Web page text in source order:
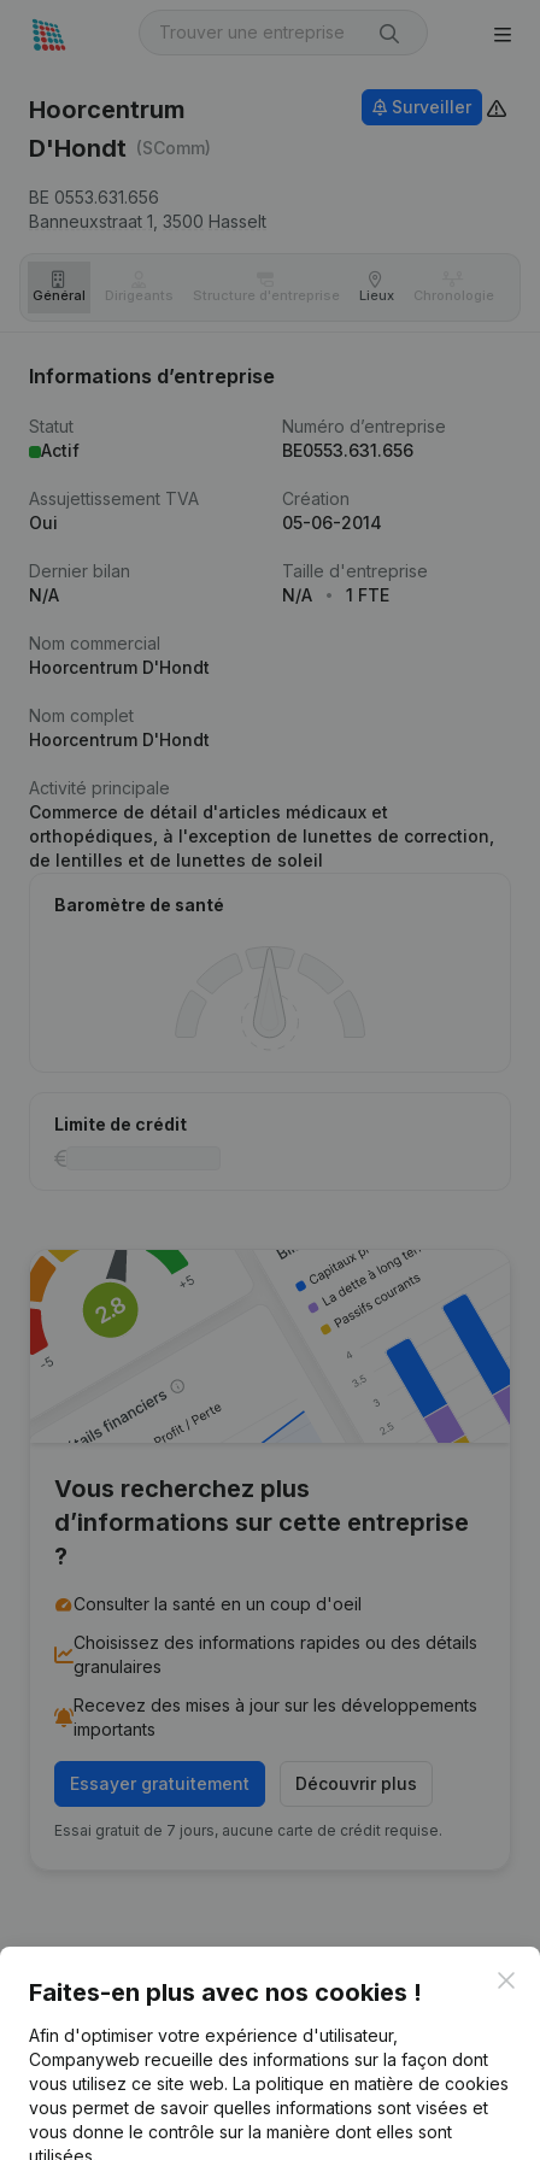
Hoorcentrum
D'Hondt (SComm)
BE 0553.631.656
Banneuxstraat 1, 3500 Hasselt
Surveiller
Général Dirigeants Structure d'entreprise Lieux Chronologie
Informations d’entreprise
Statut
Actif
Numéro d’entreprise
BE0553.631.656
Assujettissement TVA
Oui
Création
05-06-2014
Dernier bilan
N/A
Taille d'entreprise
N/A
1 FTE
Nom commercial
Hoorcentrum D'Hondt
Nom complet
Hoorcentrum D'Hondt
Activité principale
Commerce de détail d'articles médicaux et
orthopédiques, à l'exception de lunettes de correction,
de lentilles et de lunettes de soleil
Baromètre de santé
Limite de crédit
Vous recherchez plus
d’informations sur cette entreprise
?
Consulter la santé en un coup d'oeil
Choisissez des informations rapides ou des détails
granulaires
Recevez des mises à jour sur les développements
importants
Essayer gratuitement Découvrir plus
Essai gratuit de 7 jours, aucune carte de crédit requise.
Publicationsde Hoorcentrum D'Hondt
Date Publication
15-04-2025
Siège Social - Statuts (Traduction,
Coordination, Autres Modifications,
Faites-en plus avec nos cookies !
Afin d'optimiser votre expérience d'utilisateur,
Companyweb recueille des informations sur la façon dont
vous utilisez ce site web. La politique en matière de cookies
vous permet de savoir quelles informations sont visées et
vous donne le contrôle sur la manière dont elles sont
utilisées.